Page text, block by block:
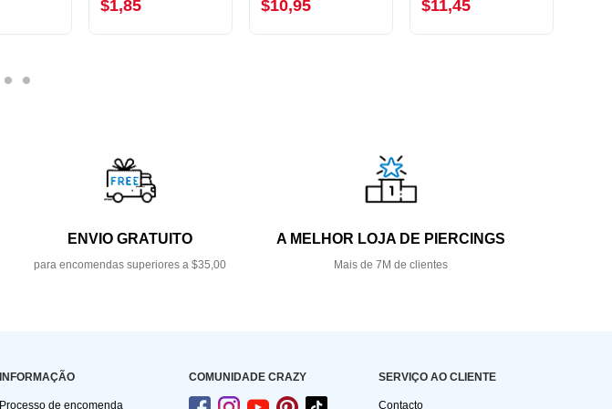
$1,85 $10,95 $11,45
ENVIO GRATUITO
para encomendas superiores a $35,00
A MELHOR LOJA DE PIERCINGS
Mais de 7M de clientes
INFORMAÇÃO
Processo de encomenda
COMUNIDADE CRAZY SERVIÇO AO CLIENTE
Contacto